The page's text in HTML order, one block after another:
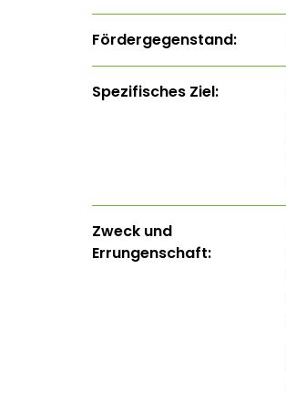
Fördergegenstand:
Spezifisches Ziel:
Zweck und
Errungenschaft: